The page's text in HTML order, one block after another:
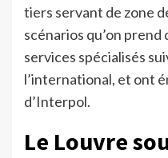
tiers servant de zone
scénarios qu’on
services spécialisés
l’international, et ont
d’Interpol.
Le Louvre